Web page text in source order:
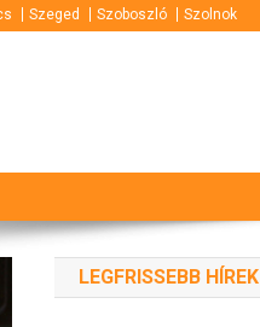
Szeged Szoboszló Szolnok
LEGFRISSEBB HÍREK